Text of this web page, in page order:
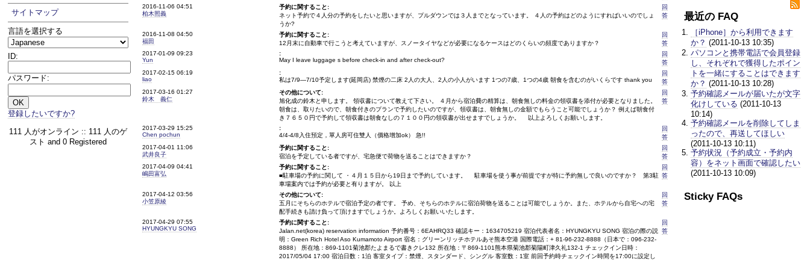
サイトマップ
言語を選択する
ID:
パスワード:
登録したいですか?
111 人がオンライン :: 111 人のゲ
スト and 0 Registered
最近の FAQ
［iPhone］から利用できます
か？ (2011-10-13 10:35)
パソコンと携帯電話で会員登録
し、それぞれで獲得したポイン
トを一緒にすることはできます
か？ (2011-10-13 10:28)
予約確認メールが届いたが文字
化けしている (2011-10-13
10:14)
予約確認メールを削除してしま
ったので、再送してほしい
(2011-10-13 10:11)
予約状況（予約成立・予約内
容）をネット画面で確認したい
(2011-10-13 10:09)
Sticky FAQs
2016-11-06 04:51
柏木照義
予約に関すること:
ネット予約で４人分の予約をしたいと思いますが、プルダウンでは３人までとなっています。 ４人の予約はどのようにすればいいのでしょ
うか?
回
答
2016-11-08 04:50
福田
予約に関すること:
12月末に自動車で行こうと考えていますが、スノータイヤなどが必要になるケースはどのくらいの頻度でありますか？
回
答
2017-01-09 09:23
Yun
:
May I leave luggage s before check-in and after check-out?
回
答
2017-02-15 06:19
liao
:
私は7/9―7/10予定します(延岡店) 禁煙の二床 2人の大人、2人の小人がいます 1つの7歳、1つの4歳 朝食を含むのがいくらです thank you
回
答
2017-03-16 01:27
鈴木 義仁
その他について:
旭化成の鈴木と申します。 領収書について教えて下さい。 ４月から宿泊費の精算は、朝食無しの料金の領収書を添付が必要となりました。
朝食は、取りたいので、朝食付きのプランで予約したいのですが、領収書は、朝食無しの金額でもらうこと可能でしょうか？ 例えば朝食付
き７６５０円で予約して領収書は朝食なしの７１００円の領収書が出せますでしょうか。 以上よろしくお願いします。
回
答
2017-03-29 15:25
Chen pochun
:
4/4-4/8入住預定，單人房可住雙人（價格增加ok） 急!!
回
答
2017-04-01 11:06
武井良子
予約に関すること:
宿泊を予定している者ですが、宅急便で荷物を送ることはできますか？
回
答
2017-04-09 04:41
嶋田富弘
予約に関すること:
■駐車場の予約に関して ・４月１５日から19日まで予約しています。 駐車場を使う事が前提ですが特に予約無しで良いのですか？ 第3駐
車場案内では予約が必要と有りますが。 以上
回
答
2017-04-12 03:56
小笠原綾
その他について:
五月にそちらのホテルで宿泊予定の者です。 予め、そちらのホテルに宿泊荷物を送ることは可能でしょうか。また、ホテルから自宅への宅
配手続きも請け負って頂けますでしょうか。よろしくお願いいたします。
回
答
2017-04-29 07:55
HYUNGKYU SONG
予約に関すること:
Jalan.net(korea) reservation information 予約番号：6EAHRQ33 確認キー：1634705219 宿泊代表者名：HYUNGKYU SONG 宿泊の際の説
明：Green Rich Hotel Aso Kumamoto Airport 宿名：グリーンリッチホテルあそ熊本空港 国際電話：+ 81-96-232-8888（日本で：096-232-
8888） 所在地：869-1101菊池郡たよまるで書きクレ132 所在地：〒869-1101熊本県菊池郡菊陽町津久礼132-1 チェックイン日時：
2017/05/04 17:00 宿泊日数：1泊 客室タイプ：禁煙、スタンダード、シングル 客室数：1室 前回予約時チェックイン時間を17:00に設定し
回
答